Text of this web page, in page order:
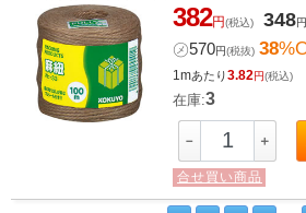
382円(税込) 348円
㋱570円(税抜) 38
1mあたり3.82円(税込)
在庫:3
－ ＋
合せ買い商品